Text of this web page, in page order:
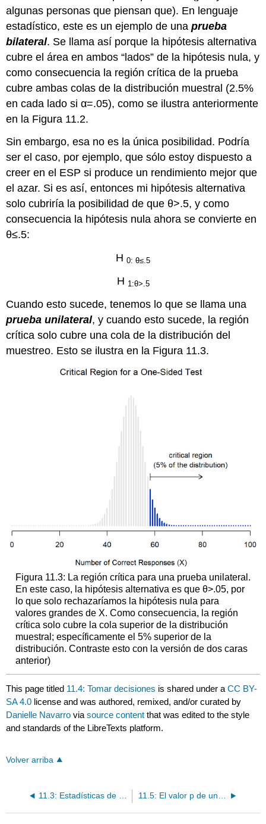
algunas personas que piensan que). En lenguaje
estadístico, este es un ejemplo de unaprueba
bilateral. Se llama así porque la hipótesis alternativa
cubre el área en ambos “lados” de la hipótesis nula, y
como consecuencia la región crítica de la prueba
cubre ambas colas de la distribución muestral (2.5%
en cada lado si α=.05), como se ilustra anteriormente
en la Figura 11.2.
Sin embargo, esa no es la única posibilidad. Podría
ser el caso, por ejemplo, que sólo estoy dispuesto a
creer en el ESP si produce un rendimiento mejor que
el azar. Si es así, entonces mi hipótesis alternativa
solo cubriría la posibilidad de que θ>.5, y como
consecuencia la hipótesis nula ahora se convierte en
θ≤.5:
H 0: θ≤.5
H 1:θ>.5
Cuando esto sucede, tenemos lo que se llama una
prueba unilateral, y cuando esto sucede, la región
crítica solo cubre una cola de la distribución del
muestreo. Esto se ilustra en la Figura 11.3.
Figura 11.3: La región crítica para una prueba unilateral.
En este caso, la hipótesis alternativa es que θ>.05, por
lo que solo rechazaríamos la hipótesis nula para
valores grandes de X. Como consecuencia, la región
crítica solo cubre la cola superior de la distribución
muestral; específicamente el 5% superior de la
distribución. Contraste esto con la versión de dos caras
anterior)
This page titled 11.4: Tomar decisiones is shared under aCC BY-
SA 4.0 license and was authored, remixed, and/or curated by
Danielle Navarro viasource content that was edited to the style
and standards of the LibreTexts platform.
Volver arriba
11.3: Estadísticas de prueba y distribuciones de muestreo 11.5: El valor p de una prueba